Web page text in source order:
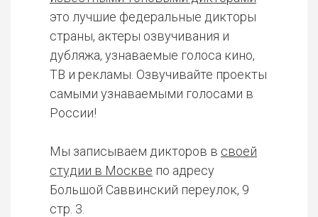
это лучшие федеральные дикторы
страны, актеры озвучивания и
дубляжа, узнаваемые голоса кино,
ТВ и рекламы. Озвучивайте проекты
самыми узнаваемыми голосами в
России!
Мы записываем дикторов в своей
студии в Москве по адресу
Большой Саввинский переулок, 9
стр. 3.